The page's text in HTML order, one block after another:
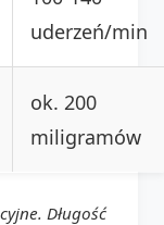
uderzeń/min
ok. 200
miligramów
Długość